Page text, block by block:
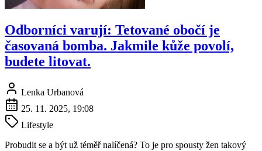
Odborníci varují: Tetované obočí je
časovaná bomba. Jakmile kůže povolí,
budete litovat.
Lenka Urbanová
25. 11. 2025, 19:08
Lifestyle
Probudit se a být už téměř nalíčená? To je pro spousty žen takový